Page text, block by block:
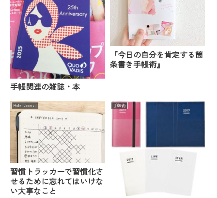
手帳関連の雑誌・本
『今日の自分を肯定する箇
条書き手帳術』
Bullet Journal
習慣トラッカーで習慣化さ
せるために忘れてはいけな
い大事なこと
手帳術